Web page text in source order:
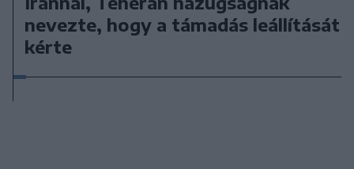
nevezte, hogy a támadás leállítását
kérte